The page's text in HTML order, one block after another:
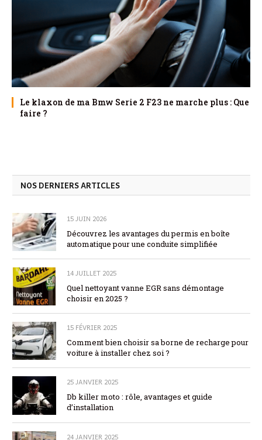
Le klaxon de ma Bmw Serie 2 F23 ne marche plus : Que
faire ?
NOS DERNIERS ARTICLES
15 JUIN 2026
Découvrez les avantages du permis en boîte
automatique pour une conduite simplifiée
14 JUILLET 2025
Quel nettoyant vanne EGR sans démontage
choisir en 2025 ?
15 FÉVRIER 2025
Comment bien choisir sa borne de recharge pour
voiture à installer chez soi ?
25 JANVIER 2025
Db killer moto : rôle, avantages et guide
d’installation
24 JANVIER 2025